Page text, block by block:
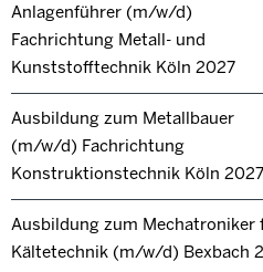
Anlagenführer (m/w/d)
Fachrichtung Metall- und
Kunststofftechnik Köln 2027
Ausbildung zum Metallbauer
(m/w/d) Fachrichtung
Konstruktionstechnik Köln 2027
Ausbildung zum Mechatroniker
Kältetechnik (m/w/d) Bexbach